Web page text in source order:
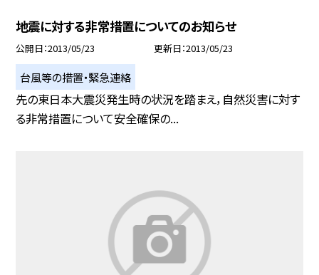
地震に対する非常措置についてのお知らせ
公開日 2013/05/23 更新日 2013/05/23
台風等の措置・緊急連絡
先の東日本大震災発生時の状況を踏まえ，自然災害に対す
る非常措置について安全確保の...